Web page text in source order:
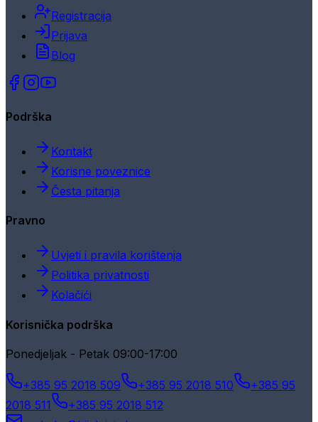
Registracija
Prijava
Blog
Podrška
Kontakt
Korisne poveznice
Česta pitanja
Pravno
Uvjeti i pravila korištenja
Politika privatnosti
Kolačići
Korisnička podrška
Ponedjeljak - Petak 09:00-17:00
+385 95 2018 509 +385 95 2018 510
+385 95
2018 511
+385 95 2018 512